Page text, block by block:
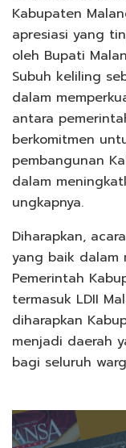
Kabupaten
apresiasi yang
oleh Bupati
Subuh keliling
dalam
antara
berkomitmen
pembangunan
dalam
ungkapnya.
Diharapkan,
yang baik dalam
Pemerintah
termasuk LDII
diharapkan
menjadi daerah
bagi seluruh